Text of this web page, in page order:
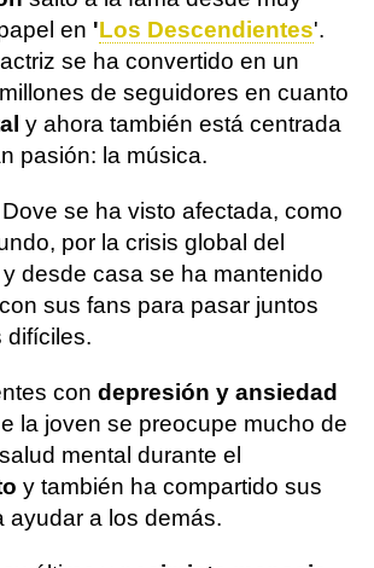
en 'Los Descendientes'.
se ha convertido en un
de seguidores en cuanto
y ahora también está centrada
pasión: la música.
se ha visto afectada, como
por la crisis global del
y desde casa se ha mantenido
sus fans para pasar juntos
difíciles.
con depresión y ansiedad
la joven se preocupe mucho de
mental durante el
y también ha compartido sus
ayudar a los demás.